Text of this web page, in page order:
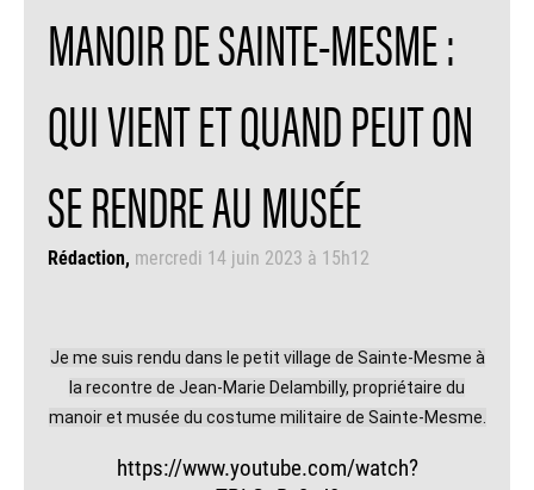
MANOIR DE SAINTE-MESME :
QUI VIENT ET QUAND PEUT ON
SE RENDRE AU MUSÉE
Rédaction mercredi 14 juin 2023 à 15h12
Je me suis rendu dans le petit village de Sainte-Mesme à
la recontre de Jean-Marie Delambilly, propriétaire du
manoir et musée du costume militaire de Sainte-Mesme.
https://www.youtube.com/watch?